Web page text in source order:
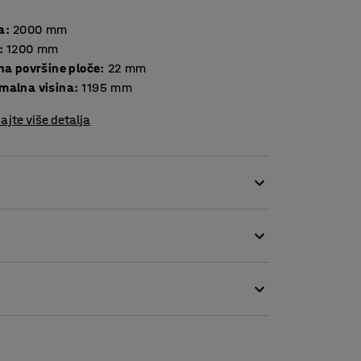
: 2000 mm
: 1200 mm
Debljina površine ploče: 22 mm
visina: 1195 mm
više detalja
stola, na taj način možete lako prilagoditi
koristiti kuteve bez zauzimanja